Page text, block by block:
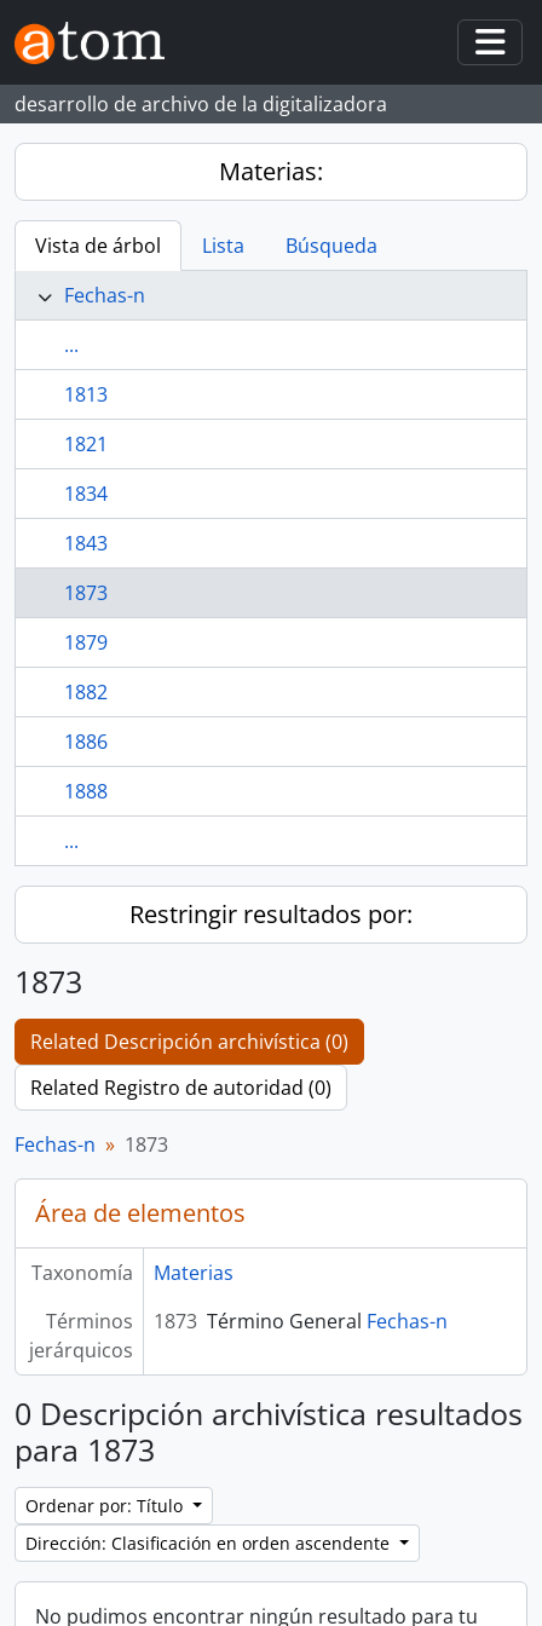
Skip to main content
desarrollo de archivo de la digitalizadora
Materias:
Vista de árbol Lista
Búsqueda
Fechas-n
...
1813
1821
1834
1843
1873
1879
1882
1886
1888
...
Restringir resultados por:
1873
Related Descripción archivística (0)
Related Registro de autoridad (0)
Fechas-n 1873
Área de elementos
Taxonomía
Materias
Términos
jerárquicos
1873 Término General Fechas-n
0 Descripción archivística resultados
para 1873
Ordenar por: Título
Dirección: Clasificación en orden ascendente
No pudimos encontrar ningún resultado para tu